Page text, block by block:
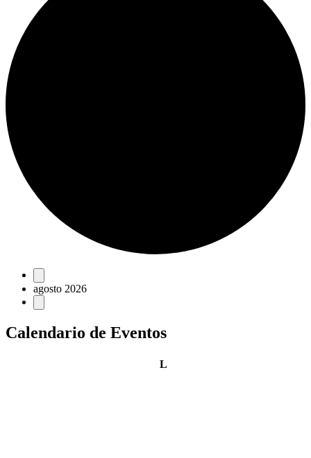
Eventos
agosto 2026
Calendario de Eventos
Llunes